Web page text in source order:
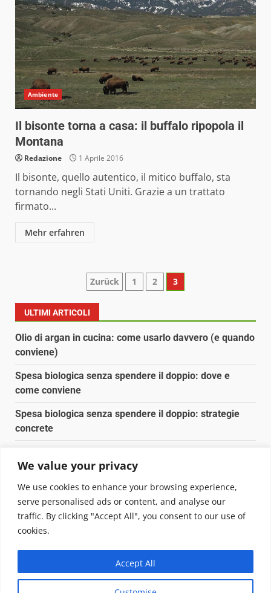
We value your privacy
We use cookies to enhance your browsing experience,
serve personalised ads or content, and analyse our
traffic. By clicking "Accept All", you consent to our use of
cookies.
Accept All
Ambiente
Il bisonte torna a casa: il buffalo ripopola il
Montana
Redazione 1 Aprile 2016
Il bisonte, quello autentico, il mitico buffalo, sta
tornando negli Stati Uniti. Grazie a un trattato
firmato...
Mehr erfahren
Paginazione
degli
articoli
Zurück 1 2 3
ULTIMI ARTICOLI
Olio di argan in cucina: come usarlo davvero (e quando
conviene)
Spesa biologica senza spendere il doppio: dove e
come conviene
Spesa biologica senza spendere il doppio: strategie
concrete
Pulizia naturale della casa: 3 ingredienti che
sostituiscono 10 prodotti chimici
Copyright © 2025 Biopianeta.it proprietà di Jws Media
Questo blog non è una testata giornalistica, in quanto
viene aggiornato senza alcuna periodicità. Non può
pertanto considerarsi un prodotto editoriale ai sensi